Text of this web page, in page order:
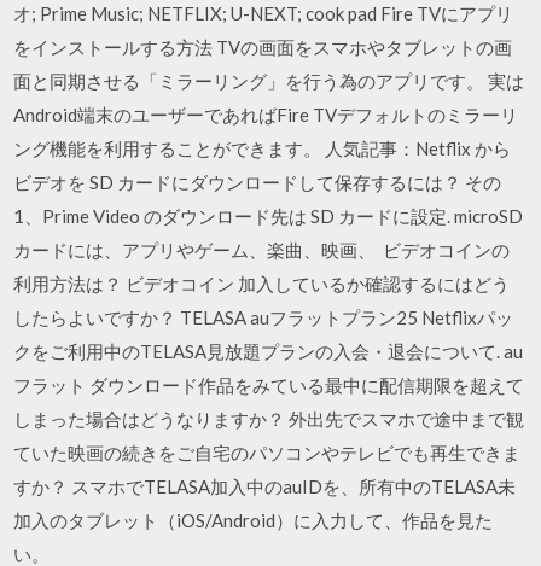
オ; Prime Music; NETFLIX; U-NEXT; cook pad Fire TVにアプリ
をインストールする方法 TVの画面をスマホやタブレットの画
面と同期させる「ミラーリング」を行う為のアプリです。 実は
Android端末のユーザーであればFire TVデフォルトのミラーリ
ング機能を利用することができます。 人気記事：Netflix から
ビデオを SD カードにダウンロードして保存するには？ その
1、Prime Video のダウンロード先は SD カードに設定. microSD
カードには、アプリやゲーム、楽曲、映画、 ビデオコインの
利用方法は？ ビデオコイン 加入しているか確認するにはどう
したらよいですか？ TELASA auフラットプラン25 Netflixパッ
クをご利用中のTELASA見放題プランの入会・退会について. au
フラット ダウンロード作品をみている最中に配信期限を超えて
しまった場合はどうなりますか？ 外出先でスマホで途中まで観
ていた映画の続きをご自宅のパソコンやテレビでも再生できま
すか？ スマホでTELASA加入中のauIDを、所有中のTELASA未
加入のタブレット（iOS/Android）に入力して、作品を見た
い。